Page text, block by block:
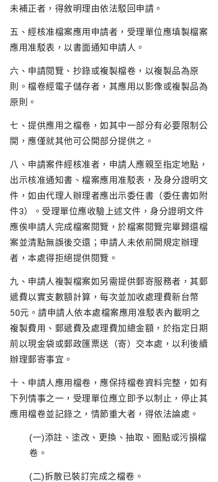
未補正者，得敘明理由依法駁回申請。
五、經核准檔案應用申請者，受理單位應填製檔案
應用准駁表，以書面通知申請人。
六、申請閱覽、抄錄或複製檔卷，以複製品為原
則。檔卷經電子儲存者，其應用以影像或複製品為
原則。
七、提供應用之檔卷，如其中一部分有必要限制公
開，應僅就其他可公開部分提供之。
八、申請案件經核准者，申請人應親至指定地點，
出示核准通知書、檔案應用准駁表，及身分證明文
件，如由代理人辦理者應出示委任書（委任書如附
件3）。受理單位應收驗上述文件，身分證明文件
應俟申請人完成檔案閱覽，於檔案閱覽完畢歸還檔
案並清點無誤後交還；申請人未依前開規定辦理
者，本處得拒絕提供閱覽。
九、申請人複製檔案如另需提供郵寄服務者，其郵
遞費以實支數額計算，每次並加收處理費新台幣
50元。請申請人依本處檔案應用准駁表內載明之
複製費用、郵遞費及處理費加總金額，於指定日期
前以現金袋或郵政匯票送（寄）交本處，以利後續
辦理郵寄事宜。
十、申請人應用檔卷，應保持檔卷資料完整，如有
下列情事之一，受理單位應立即予以制止，停止其
應用檔卷並記錄之，情節重大者，得依法論處。
(一)添註、塗改、更換、抽取、圈點或污損檔
卷。
(二)拆散已裝訂完成之檔卷。